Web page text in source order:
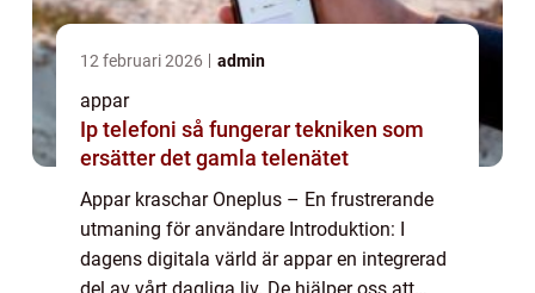
12 februari 2026 admin
appar
Ip telefoni så fungerar tekniken som
ersätter det gamla telenätet
Appar kraschar Oneplus – En frustrerande
utmaning för användare Introduktion: I
dagens digitala värld är appar en integrerad